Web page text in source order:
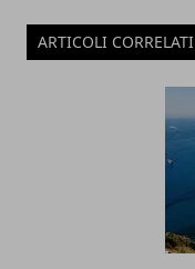
ARTICOLI CORRELATI